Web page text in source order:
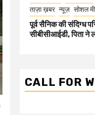
ताज़ा ख़बर न्यूज़ सोशल
पूर्व सैनिक की संदिग्ध
सीबीसीआईडी, पिता ने
CALL FOR